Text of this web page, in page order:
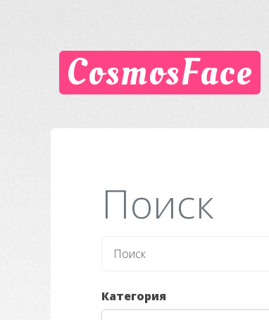
CosmosFace
Поиск
Категория